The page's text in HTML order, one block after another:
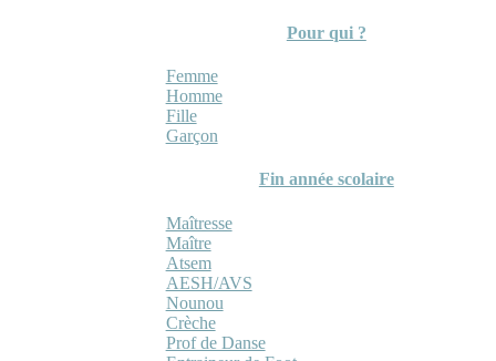
Pour qui ?
Femme
Homme
Fille
Garçon
Fin année scolaire
Maîtresse
Maître
Atsem
AESH/AVS
Nounou
Crèche
Prof de Danse